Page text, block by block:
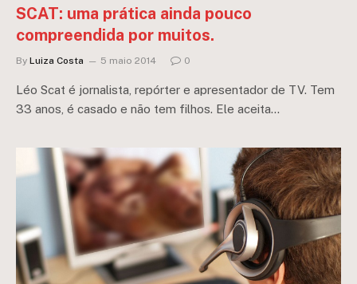
SCAT: uma prática ainda pouco
compreendida por muitos.
By Luiza Costa 5 maio 2014 0
Léo Scat é jornalista, repórter e apresentador de TV. Tem
33 anos, é casado e não tem filhos. Ele aceita…